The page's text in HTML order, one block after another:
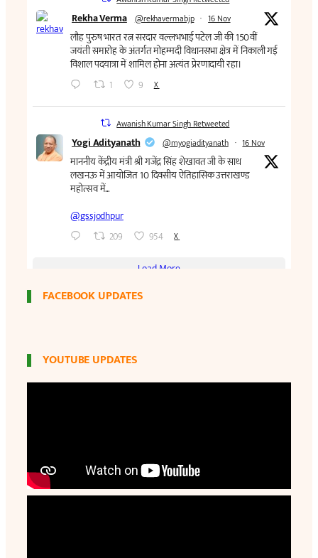
FACEBOOK UPDATES
YOUTUBE UPDATES